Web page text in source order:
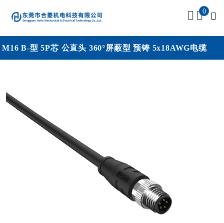
0
M16 B-型 5P芯 公直头 360°屏蔽型 预铸 5x18AWG电缆